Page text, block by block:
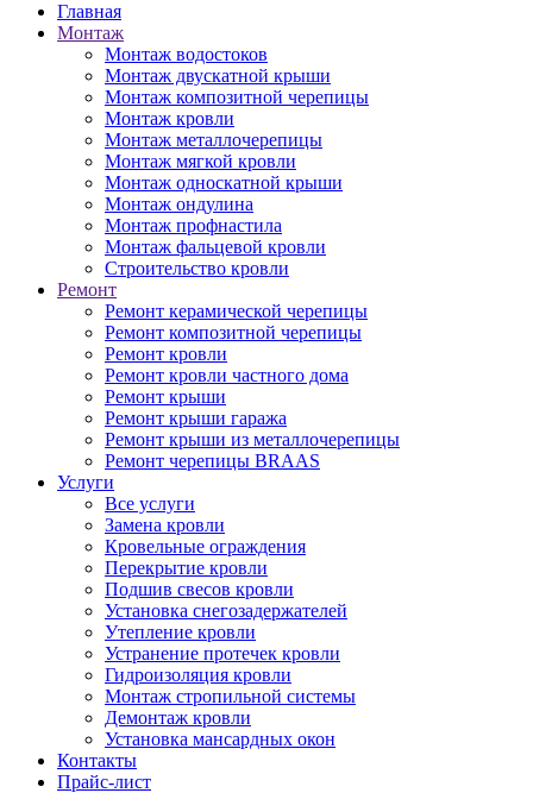
Главная
Монтаж
Монтаж водостоков
Монтаж двускатной крыши
Монтаж композитной черепицы
Монтаж кровли
Монтаж металлочерепицы
Монтаж мягкой кровли
Монтаж односкатной крыши
Монтаж ондулина
Монтаж профнастила
Монтаж фальцевой кровли
Строительство кровли
Ремонт
Ремонт керамической черепицы
Ремонт композитной черепицы
Ремонт кровли
Ремонт кровли частного дома
Ремонт крыши
Ремонт крыши гаража
Ремонт крыши из металлочерепицы
Ремонт черепицы BRAAS
Услуги
Все услуги
Замена кровли
Кровельные ограждения
Перекрытие кровли
Подшив свесов кровли
Установка снегозадержателей
Утепление кровли
Устранение протечек кровли
Гидроизоляция кровли
Монтаж стропильной системы
Демонтаж кровли
Установка мансардных окон
Контакты
Прайс-лист